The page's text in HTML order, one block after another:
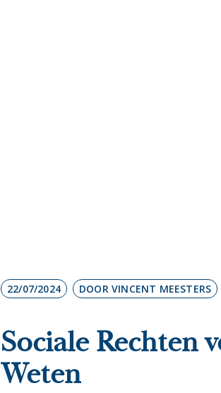
22/07/2024 DOOR VINCENT MEESTERS
Sociale Rechten
Weten